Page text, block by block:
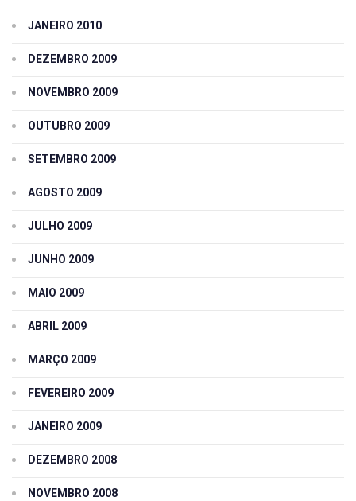
JANEIRO 2010
DEZEMBRO 2009
NOVEMBRO 2009
OUTUBRO 2009
SETEMBRO 2009
AGOSTO 2009
JULHO 2009
JUNHO 2009
MAIO 2009
ABRIL 2009
MARÇO 2009
FEVEREIRO 2009
JANEIRO 2009
DEZEMBRO 2008
NOVEMBRO 2008